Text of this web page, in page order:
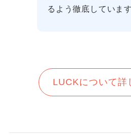
るよう徹底しています
LUCKについて詳